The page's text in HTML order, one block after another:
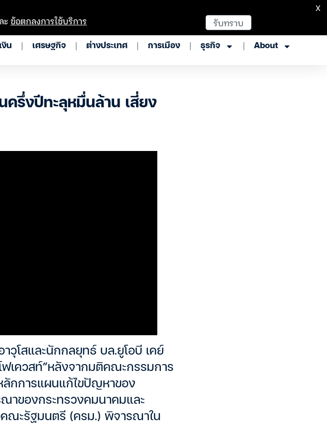
งิน เศรษฐกิจ ต่างประเทศ การเมือง ธุรกิจ About
ครึ่งปีทะลุหมื่นล้าน เสี่ยง
โสและนักกลยุทธ์ บล.ยูโอบี เคย์
ฟเควสท์”หลังจากมติคณะกรรมการ
ลักการแผนแก้ไขปัญหาของ
าของกระทรวงคมนาคมและ
คณะรัฐมนตรี (ครม.) พิจารณาใน
ะข้อตกลงการใช้บริการ รับทราบ
X